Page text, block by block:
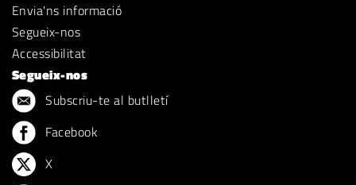
Envia'ns informació
Segueix-nos
Accessibilitat
Segueix-nos
Subscriu-te al butlletí
Facebook
X